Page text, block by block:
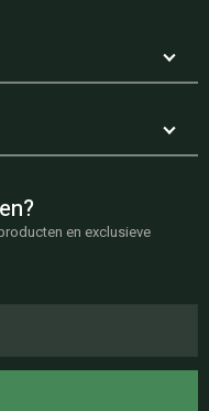
en exclusieve